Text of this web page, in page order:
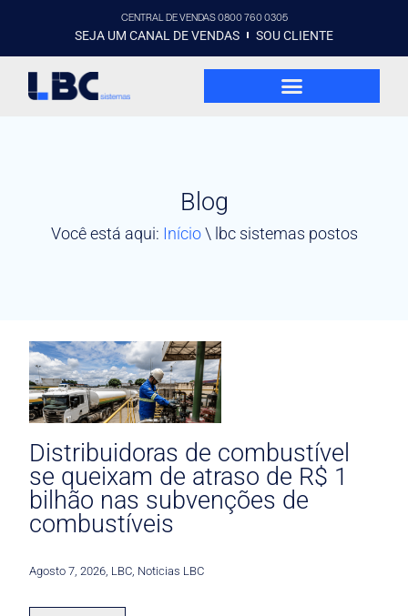
CENTRAL DE VENDAS 0800 760 0305
SEJA UM CANAL DE VENDAS SOU CLIENTE
Blog
Você está aqui: Início\ lbc sistemas postos
Distribuidoras de combustível
se queixam de atraso de R$ 1
bilhão nas subvenções de
combustíveis
Agosto 7, 2026 LBC Noticias LBC